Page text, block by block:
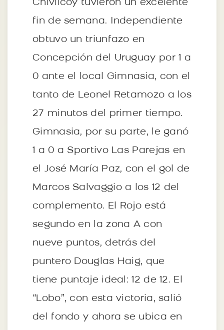
Chivilcoy tuvieron un excelente
fin de semana. Independiente
obtuvo un triunfazo en
Concepción del Uruguay por 1 a
0 ante el local Gimnasia, con el
tanto de Leonel Retamozo a los
27 minutos del primer tiempo.
Gimnasia, por su parte, le ganó
1 a 0 a Sportivo Las Parejas en
el José María Paz, con el gol de
Marcos Salvaggio a los 12 del
complemento. El Rojo está
segundo en la zona A con
nueve puntos, detrás del
puntero Douglas Haig, que
tiene puntaje ideal: 12 de 12. El
“Lobo”, con esta victoria, salió
del fondo y ahora se ubica en